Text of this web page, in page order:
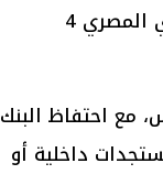
بعد اجتماع اليوم، يتبقى للجنة السياسة النقدية بالبنك المركزي المصري 4
البنك
داخلية أو